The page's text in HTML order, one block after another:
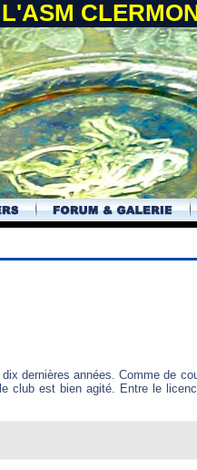
dernières années. Comme de
club est bien agité. Entre le